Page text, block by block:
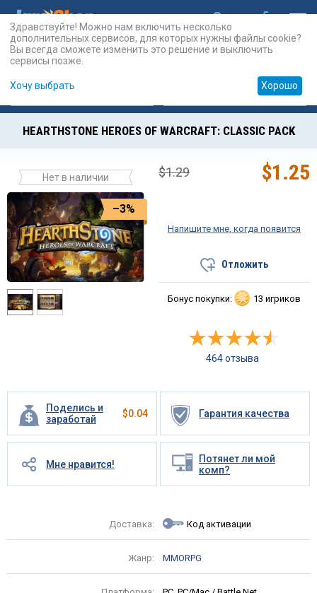
Карты Prepaid
HEARTHSTONE HEROES OF WARCRAFT: CLASSIC PACK
Нет в наличии
–3%
Поделись и
заработай
$0.04 Гарантия качества
Мне нравится!
Потянет ли мой
комп?
Доставка: Код активации
Жанр: MMORPG
$1.25
$1.29
Напишите мне, когда появится
Отложить
Бонус покупки: 13 игриков
464 отзыва
Здравствуйте! Можно нам включить несколько
дополнительных сервисов, для которых нужны файлы cookie?
Вы всегда сможете изменить это решение и выключить
сервисы позже.
Хочу выбрать Хорошо